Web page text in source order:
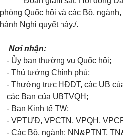
phòng Quốc hội và các Bộ,
hành Nghị quyết này./.
Nơi nhận:
- Ủy ban thường vụ Quốc hội;
- Thủ tướng Chính phủ;
- Thường trực HĐDT, các UB
các Ban của UBTVQH;
- Ban Kinh tế TW;
- VPTƯĐ, VPCTN, VPQH,
- Các Bộ, ngành: NN&PTNT,